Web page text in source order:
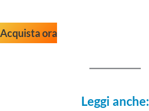
Acquista ora
Leggi anche: